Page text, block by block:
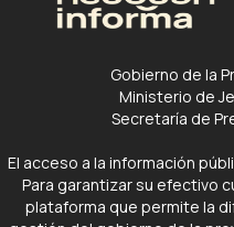
Gobierno de la
Ministerio de
Secretaría de
El acceso a la información
Para garantizar su efectivo
plataforma que permite la